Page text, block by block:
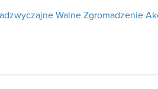
Walne Zgromadzenie